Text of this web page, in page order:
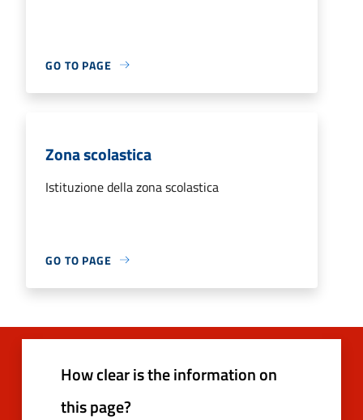
GO TO PAGE
Zona scolastica
Istituzione della zona scolastica
GO TO PAGE
How clear is the information on
this page?